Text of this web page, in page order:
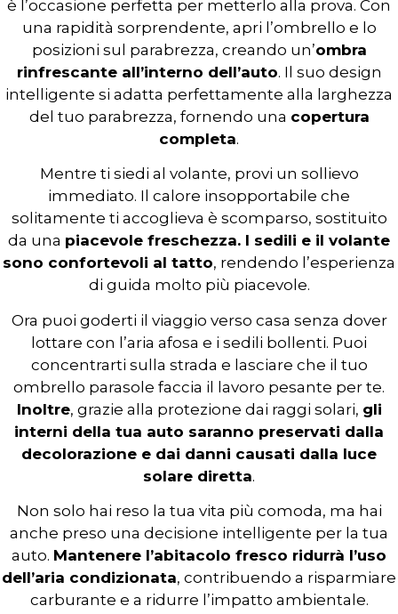
è l’occasione perfetta per metterlo alla prova. Con
una rapidità sorprendente, apri l’ombrello e lo
posizioni sul parabrezza, creando un’ombra
rinfrescante all’interno dell’auto. Il suo design
intelligente si adatta perfettamente alla larghezza
del tuo parabrezza, fornendo una copertura
completa.
Mentre ti siedi al volante, provi un sollievo
immediato. Il calore insopportabile che
solitamente ti accoglieva è scomparso, sostituito
da una piacevole freschezza. I sedili e il volante
sono confortevoli al tatto, rendendo l’esperienza
di guida molto più piacevole.
Ora puoi goderti il viaggio verso casa senza dover
lottare con l’aria afosa e i sedili bollenti. Puoi
concentrarti sulla strada e lasciare che il tuo
ombrello parasole faccia il lavoro pesante per te.
Inoltre, grazie alla protezione dai raggi solari, gli
interni della tua auto saranno preservati dalla
decolorazione e dai danni causati dalla luce
solare diretta.
Non solo hai reso la tua vita più comoda, ma hai
anche preso una decisione intelligente per la tua
auto. Mantenere l’abitacolo fresco ridurrà l’uso
dell’aria condizionata, contribuendo a risparmiare
carburante e a ridurre l’impatto ambientale.